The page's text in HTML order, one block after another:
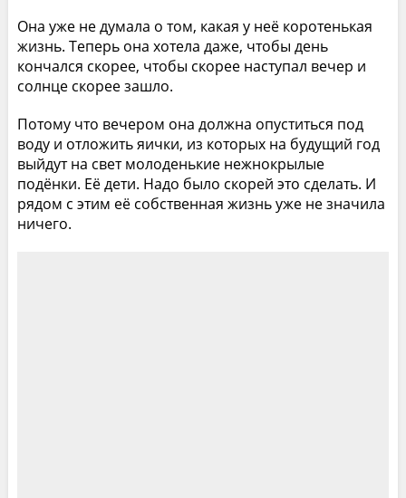
Она уже не думала о том, какая у неё коротенькая
жизнь. Теперь она хотела даже, чтобы день
кончался скорее, чтобы скорее наступал вечер и
солнце скорее зашло.
Потому что вечером она должна опуститься под
воду и отложить яички, из которых на будущий год
выйдут на свет молоденькие нежнокрылые
подёнки. Её дети. Надо было скорей это сделать. И
рядом с этим её собственная жизнь уже не значила
ничего.